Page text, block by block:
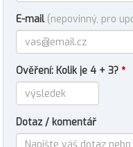
E-mail (nepovinný, pro
Ověření: Kolik je 4 + 3? *
Dotaz / komentář